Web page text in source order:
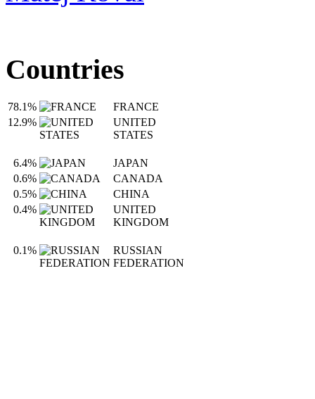
Countries
78.1%
FRANCE
12.9%
UNITED
STATES
6.4%
JAPAN
0.6%
CANADA
0.5%
CHINA
0.4%
UNITED
KINGDOM
0.1%
RUSSIAN
FEDERATION